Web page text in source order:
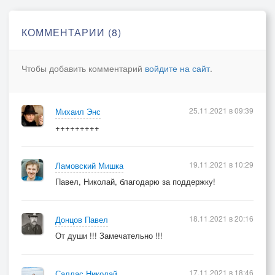
Красота простоты.
Обернувшись домой
Тела. Выдох допет.
КОММЕНТАРИИ (8)
Чтобы добавить комментарий войдите на сайт.
Михаил Энс
+++++++++
25.11.2021 в 09:39
Ламовский Мишка
Павел, Николай, благодарю за поддержку!
19.11.2021 в 10:29
Донцов Павел
От души !!! Замечательно !!!
18.11.2021 в 20:16
17.11.2021 в 18:46